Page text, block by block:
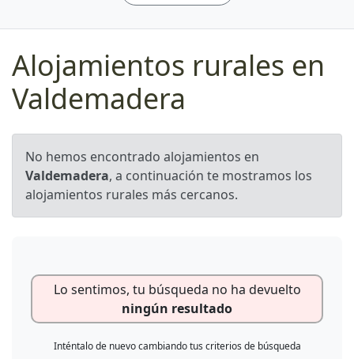
Alojamientos rurales en
Valdemadera
No hemos encontrado alojamientos en
Valdemadera, a continuación te mostramos los
alojamientos rurales más cercanos.
Lo sentimos, tu búsqueda no ha devuelto
ningún resultado
Inténtalo de nuevo cambiando tus criterios de búsqueda